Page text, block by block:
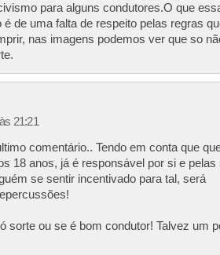
para alguns condutores.O que
de uma falta de respeito pelas regras
nas imagens podemos ver que so
21:21
comentário.. Tendo em conta que
18 anos, já é responsável por si e pelas
se sentir incentivado para tal, será
sorte ou se é bom condutor! Talvez um